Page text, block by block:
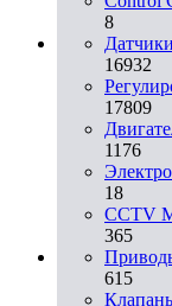
8
16932
17809
1176
18
CCTV
365
615